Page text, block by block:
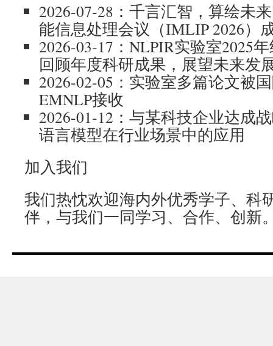
2026-07-28：千言汇智，算绘未
能信息处理会议（IMLIP 2026）
2026-03-17：NLPIR实验室2025
回顾年度科研成果，展望未来发
2026-02-05：实验室多篇论文被
EMNLP接收
2026-01-12：与某科技企业达成
语言模型在行业场景中的应用
加入我们
我们热忱欢迎海内外优秀学子、科
伴，与我们一同学习、合作、创新